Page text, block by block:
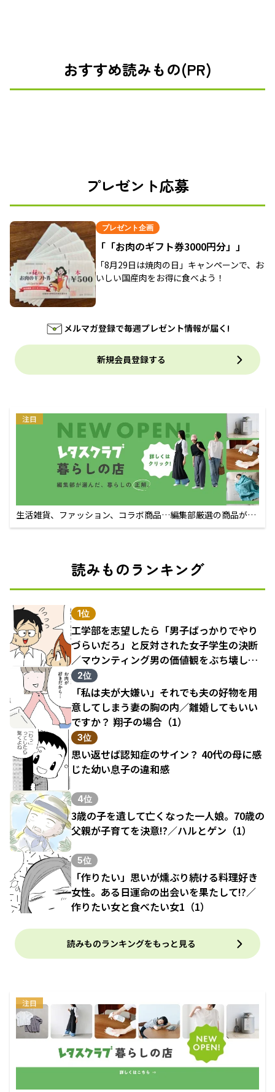
おすすめ読みもの(PR)
プレゼント応募
プレゼント企画
「「お肉のギフト券3000円分」」
「8月29日は焼肉の日」キャンペーンで、お
いしい国産肉をお得に食べよう！
メルマガ登録で毎週プレゼント情報が届く!
新規会員登録する
注目
生活雑貨、ファッション、コラボ商品…編集部厳選の商品が買
えるECサイト
読みものランキング
1位
工学部を志望したら「男子ばっかりでやり
づらいだろ」と反対された女子学生の決断
／マウンティング男の価値観をぶち壊した
結果（1）
2位
「私は夫が大嫌い」それでも夫の好物を用
意してしまう妻の胸の内／離婚してもいい
ですか？ 翔子の場合（1）
3位
思い返せば認知症のサイン？ 40代の母に感
じた幼い息子の違和感
4位
3歳の子を遺して亡くなった一人娘。70歳の
父親が子育てを決意!?／ハルとゲン（1）
5位
「作りたい」思いが燻ぶり続ける料理好き
女性。ある日運命の出会いを果たして!?／
作りたい女と食べたい女1（1）
読みものランキングをもっと見る
注目